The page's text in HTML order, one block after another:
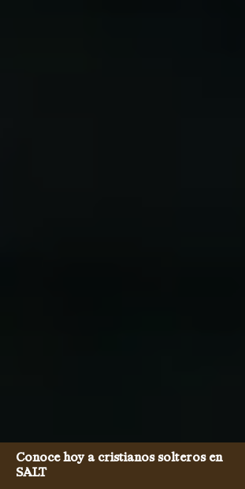
Conoce hoy a cristianos solteros en
SALT